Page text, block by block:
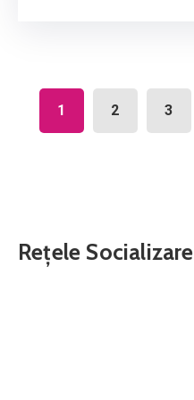
1 2 3
Rețele Socializare